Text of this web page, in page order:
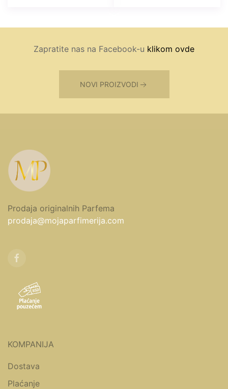
Zapratite nas na Facebook-u klikom ovde
NOVI PROIZVODI
Prodaja originalnih Parfema
prodaja@mojaparfimerija.com
KOMPANIJA
Dostava
Plaćanje